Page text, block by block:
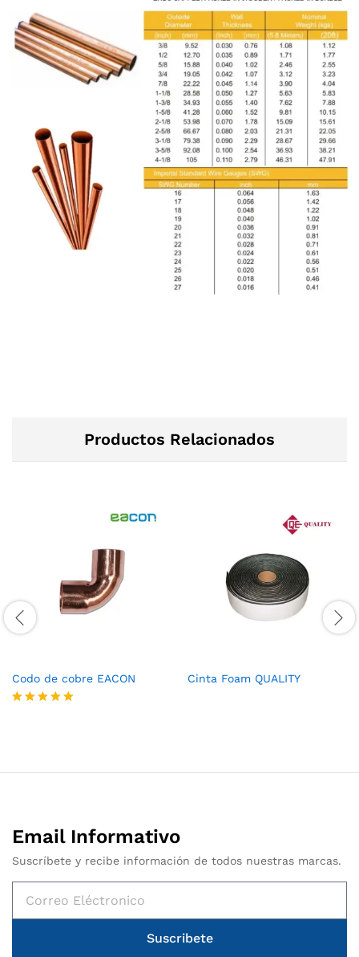
Productos Relacionados
Codo de cobre EACON Cinta Foam QUALITY
Email Informativo
Suscríbete y recibe información de todos nuestras marcas.
Suscribete